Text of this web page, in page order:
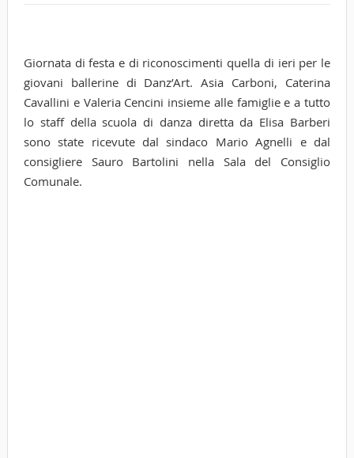
Giornata di festa e di riconoscimenti quella di ieri per le
giovani ballerine di Danz’Art. Asia Carboni, Caterina
Cavallini e Valeria Cencini insieme alle famiglie e a tutto
lo staff della scuola di danza diretta da Elisa Barberi
sono state ricevute dal sindaco Mario Agnelli e dal
consigliere Sauro Bartolini nella Sala del Consiglio
Comunale.